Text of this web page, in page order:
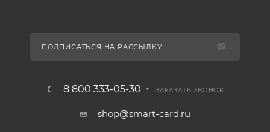
ПОДПИСАТЬСЯ НА РАССЫЛКУ
8 800 333-05-30 ЗАКАЗАТЬ ЗВОНОК
shop@smart-card.ru